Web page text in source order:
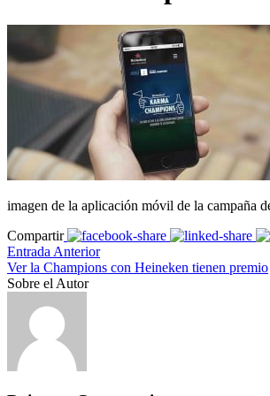
imagen de la aplicación móvil de la campaña
Compartir
Entrada Anterior
Ver la Champions con Heineken tienen premio
Sobre el Autor